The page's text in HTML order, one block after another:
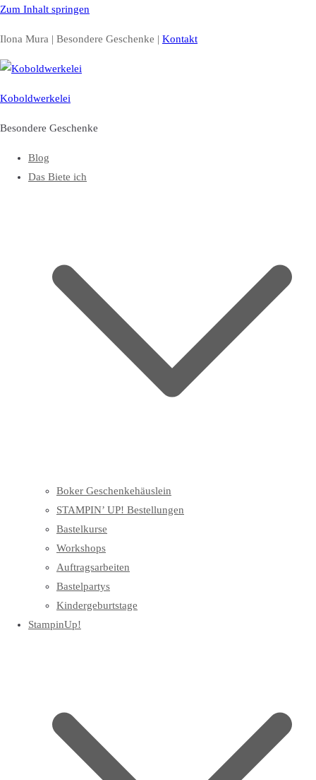
Zum Inhalt springen
Ilona Mura | Besondere Geschenke | Kontakt
Koboldwerkelei
Besondere Geschenke
Blog
Das Biete ich
Boker Geschenkehäuslein
STAMPIN’ UP! Bestellungen
Bastelkurse
Workshops
Auftragsarbeiten
Bastelpartys
Kindergeburtstage
StampinUp!